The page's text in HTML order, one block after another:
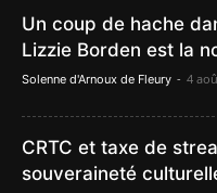
Un coup de hache
Lizzie Borden est la
Solenne d'Arnoux de Fleury - 4
CRTC et taxe de
souveraineté